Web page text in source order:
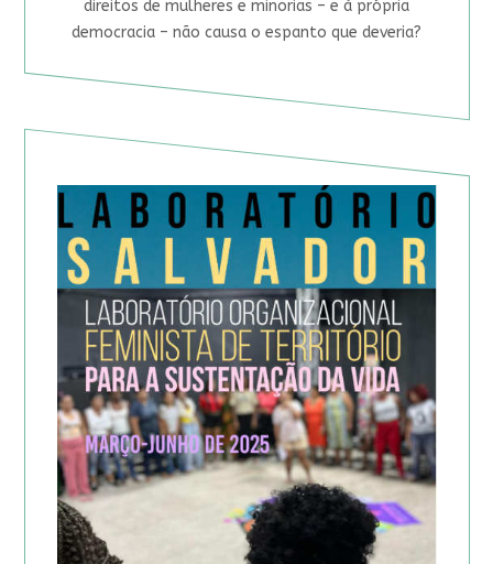
direitos de mulheres e minorias – e à própria
democracia – não causa o espanto que deveria?